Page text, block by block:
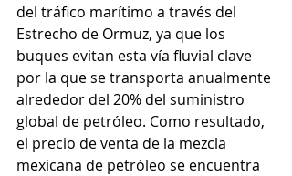
del tráfico marítimo a través del
Estrecho de Ormuz, ya que los
buques evitan esta vía fluvial clave
por la que se transporta anualmente
alrededor del 20% del suministro
global de petróleo. Como resultado,
el precio de venta de la mezcla
mexicana de petróleo se encuentra